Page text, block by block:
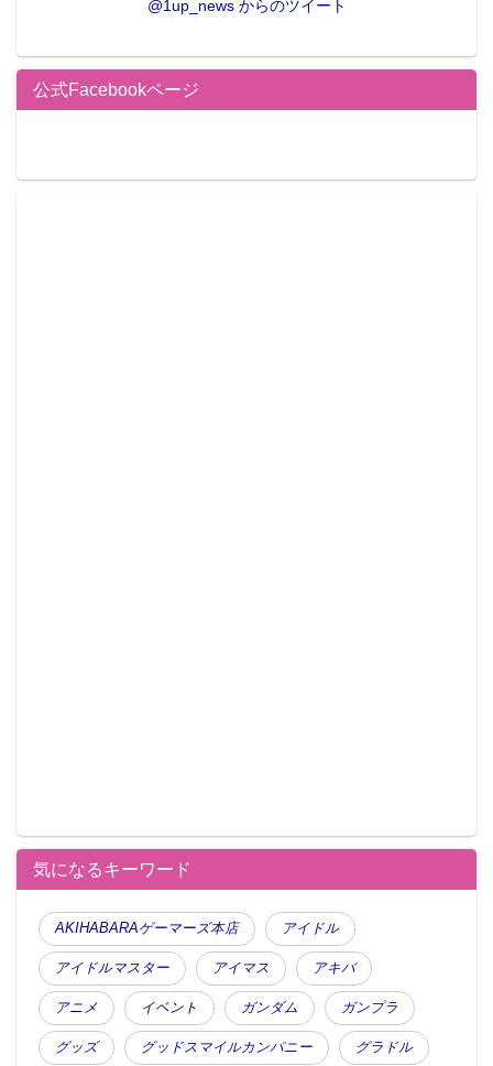
@1up_news からのツイート
公式Facebookページ
気になるキーワード
AKIHABARAゲーマーズ本店 アイドル
アイドルマスター アイマス アキバ
アニメ イベント ガンダム ガンプラ
グッズ グッドスマイルカンパニー グラドル